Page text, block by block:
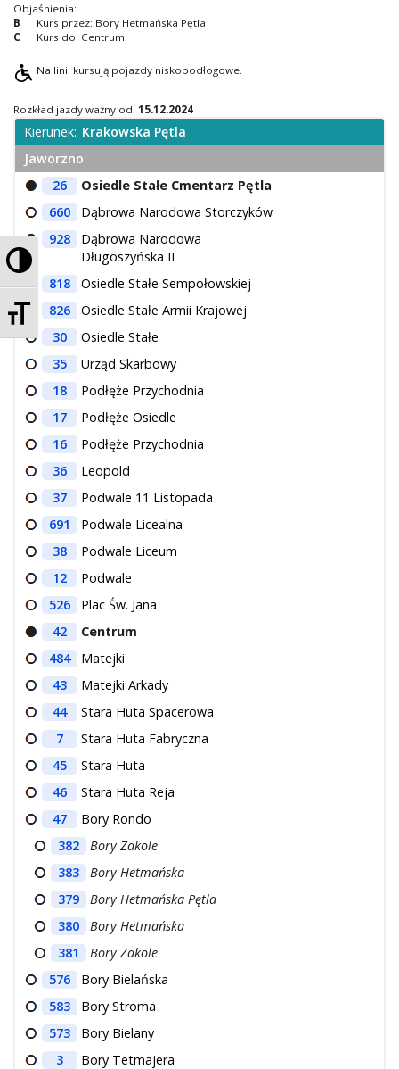
Przełącz wysoki kontrast
Zmień rozmiar czcionek
Objaśnienia:
B
Kurs przez: Bory Hetmańska Pętla
C
Kurs do: Centrum
Na linii kursują pojazdy niskopodłogowe.
Rozkład jazdy ważny od: 15.12.2024
Kierunek: Krakowska Pętla
Jaworzno
26
Osiedle Stałe Cmentarz Pętla
660
Dąbrowa Narodowa Storczyków
928
Dąbrowa Narodowa
Długoszyńska II
818
Osiedle Stałe Sempołowskiej
826
Osiedle Stałe Armii Krajowej
30
Osiedle Stałe
35
Urząd Skarbowy
18
Podłęże Przychodnia
17
Podłęże Osiedle
16
Podłęże Przychodnia
36
Leopold
37
Podwale 11 Listopada
691
Podwale Licealna
38
Podwale Liceum
12
Podwale
526
Plac Św. Jana
42
Centrum
484
Matejki
43
Matejki Arkady
44
Stara Huta Spacerowa
7
Stara Huta Fabryczna
45
Stara Huta
46
Stara Huta Reja
47
Bory Rondo
382
Bory Zakole
383
Bory Hetmańska
379
Bory Hetmańska Pętla
380
Bory Hetmańska
381
Bory Zakole
576
Bory Bielańska
583
Bory Stroma
573
Bory Bielany
3
Bory Tetmajera